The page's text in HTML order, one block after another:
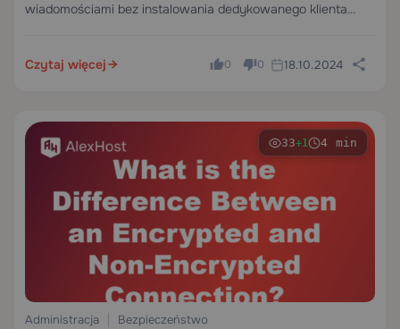
wiadomościami bez instalowania dedykowanego klienta
pocztowe pozostają w infrastrukturze hostingowej i są…
Czytaj więcej 0 0 18.10.2024
33+1 4 min
Administracja Bezpieczeństwo